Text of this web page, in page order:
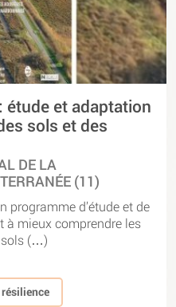
étude et adaptation
sols et des
DE LA
(11)
programme d’étude et de
à mieux comprendre les
sols (…)